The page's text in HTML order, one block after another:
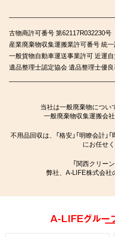
古物商許可番号 第62117R032230号
産業廃棄物収集運搬業許可番号 統
一般貨物自動車運送事業許可 近運
遺品整理士認定協会 遺品整理士優
当社は一般廃棄物につい
一般廃棄物収集運搬会
不用品回収は、「格安」「明瞭会計
にお任せく
「関西クリー
弊社、A-LIFE株式会社
A-LIFEグルー